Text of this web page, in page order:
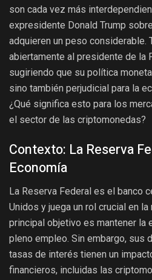
son cada vez más
expresidente Donald Trump
adquieren un peso considerable.
abiertamente al presidente de la
sugiriendo que su política
sino también perjudicial para la
¿Qué significa esto para los
el sector de las criptomonedas?
Contexto: La Reserva
Economía
La Reserva Federal es el banco
Unidos y juega un rol crucial en
principal objetivo es mantener la
pleno empleo. Sin embargo, sus
tasas de interés tienen un
financieros, incluidas las